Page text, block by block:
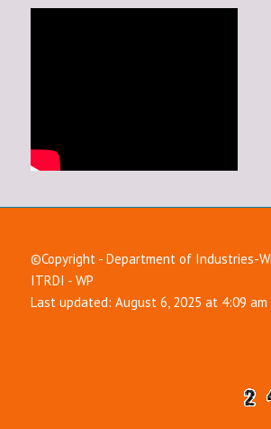
©Copyright - Department of Industries-
ITRDI - WP
Last updated: August 6, 2025 at 4:09 am